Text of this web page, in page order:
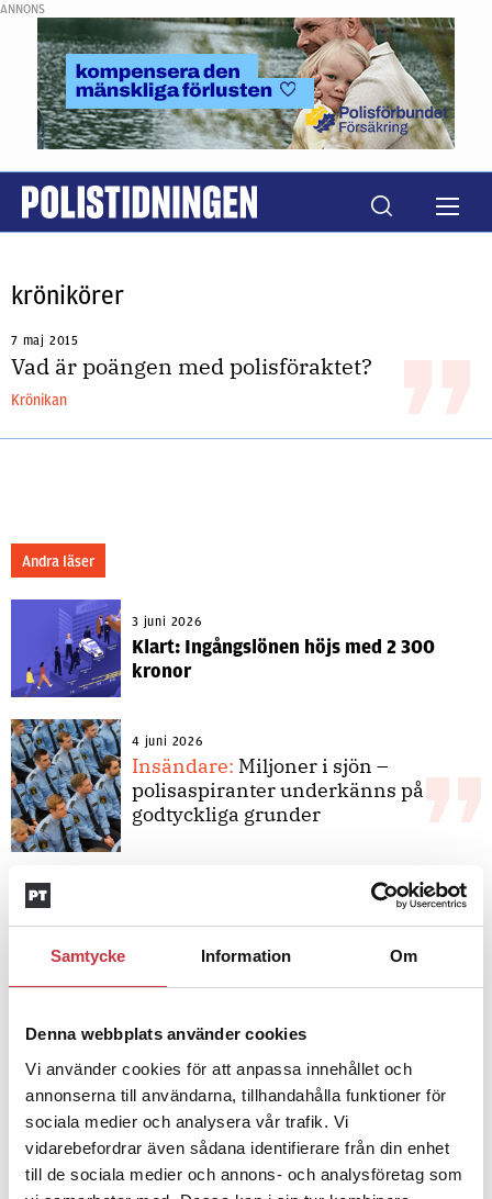
Samtycke Information Om
Denna webbplats använder cookies
Vi använder cookies för att anpassa innehållet och
annonserna till användarna, tillhandahålla funktioner för
sociala medier och analysera vår trafik. Vi
vidarebefordrar även sådana identifierare från din enhet
till de sociala medier och annons- och analysföretag som
ANNONS
krönikörer
7 maj 2015
Vad är poängen med polisföraktet?
Krönikan
Andra läser
3 juni 2026
Klart: Ingångslönen höjs med 2 300
kronor
4 juni 2026
Insändare: Miljoner i sjön –
polisaspiranter underkänns på
godtyckliga grunder
Jens Mårtensson:Snart 20 år i tjänst
– nu ska han lära sig grunderna
4 juni 2026
att rättas till”